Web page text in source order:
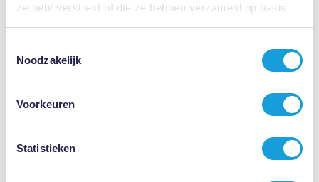
ze hebt verstrekt of die ze hebben verzameld op basis
van jouw gebruik van hun services.
Noodzakelijk
Voorkeuren
Statistieken